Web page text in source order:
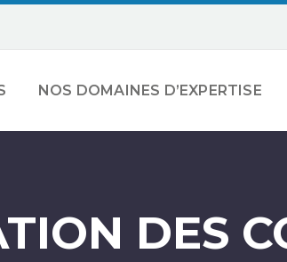
NOS DOMAINES D’EXPERTISE
DES